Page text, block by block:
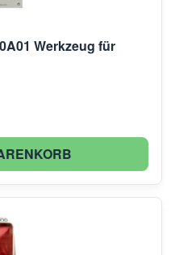
Werkzeug für